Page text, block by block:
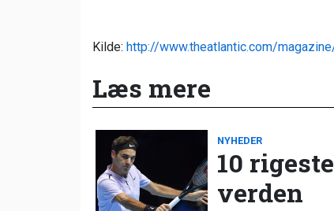
Kilde: http://www.theatlantic.com/
Læs mere
NYHEDER
10
verden